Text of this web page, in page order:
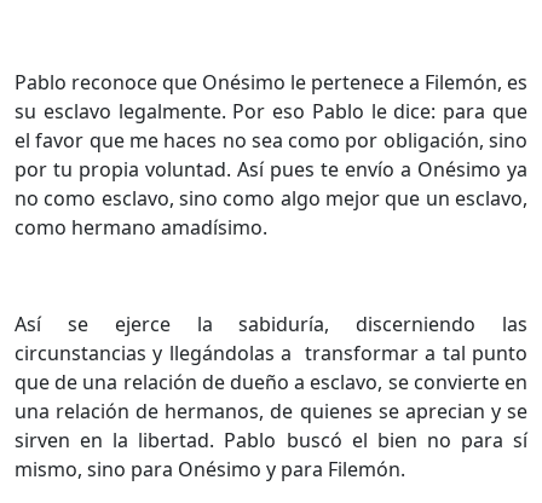
Pablo reconoce que Onésimo le pertenece a Filemón, es
su esclavo legalmente. Por eso Pablo le dice: para que
el favor que me haces no sea como por obligación, sino
por tu propia voluntad. Así pues te envío a Onésimo ya
no como esclavo, sino como algo mejor que un esclavo,
como hermano amadísimo.
Así se ejerce la sabiduría, discerniendo las
circunstancias y llegándolas a transformar a tal punto
que de una relación de dueño a esclavo, se convierte en
una relación de hermanos, de quienes se aprecian y se
sirven en la libertad. Pablo buscó el bien no para sí
mismo, sino para Onésimo y para Filemón.